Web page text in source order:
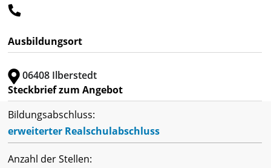
Ausbildungsort
06408 Ilberstedt
Steckbrief zum Angebot
Bildungsabschluss:
erweiterter Realschulabschluss
Anzahl der Stellen: